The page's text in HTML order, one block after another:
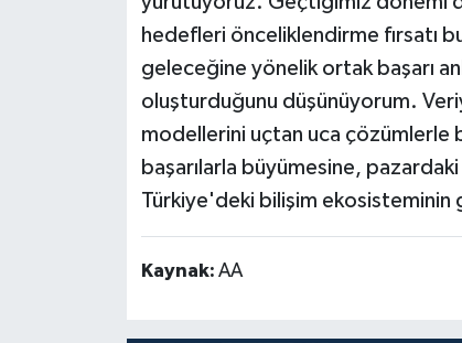
hedefleri önceliklendirme fırsatı
geleceğine yönelik ortak başarı
oluşturduğunu düşünüyorum.
modellerini uçtan uca çözümlerle
başarılarla büyümesine,
Türkiye'deki bilişim ekosisteminin
Kaynak: AA